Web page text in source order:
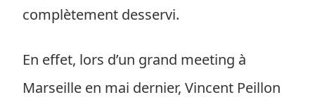
complètement desservi.
En effet, lors d’un grand meeting à
Marseille en mai dernier, Vincent Peillon